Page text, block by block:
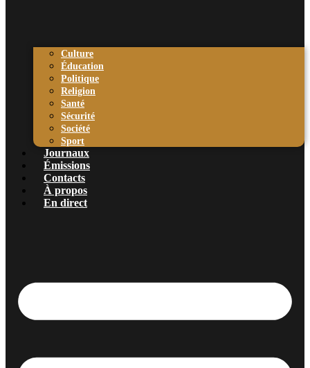
Culture
Éducation
Politique
Religion
Santé
Sécurité
Société
Sport
Journaux
Émissions
Contacts
À propos
En direct